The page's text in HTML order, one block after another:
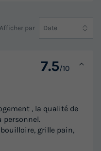
Afficher par Date
7.5/10
, la qualité de
personnel.
grille pain,